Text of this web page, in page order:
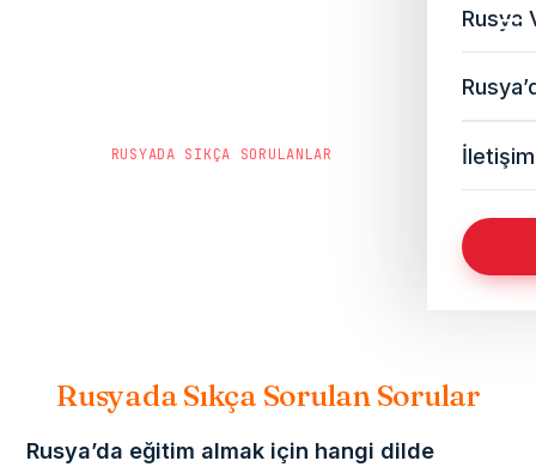
Rusya
İletişim
RUSYADA SIKÇA SORULANLAR
Rusyada Sıkça Sorulanlar
Rusyada Sıkça Sorulan Sorular
Rusya’da eğitim almak için hangi dilde